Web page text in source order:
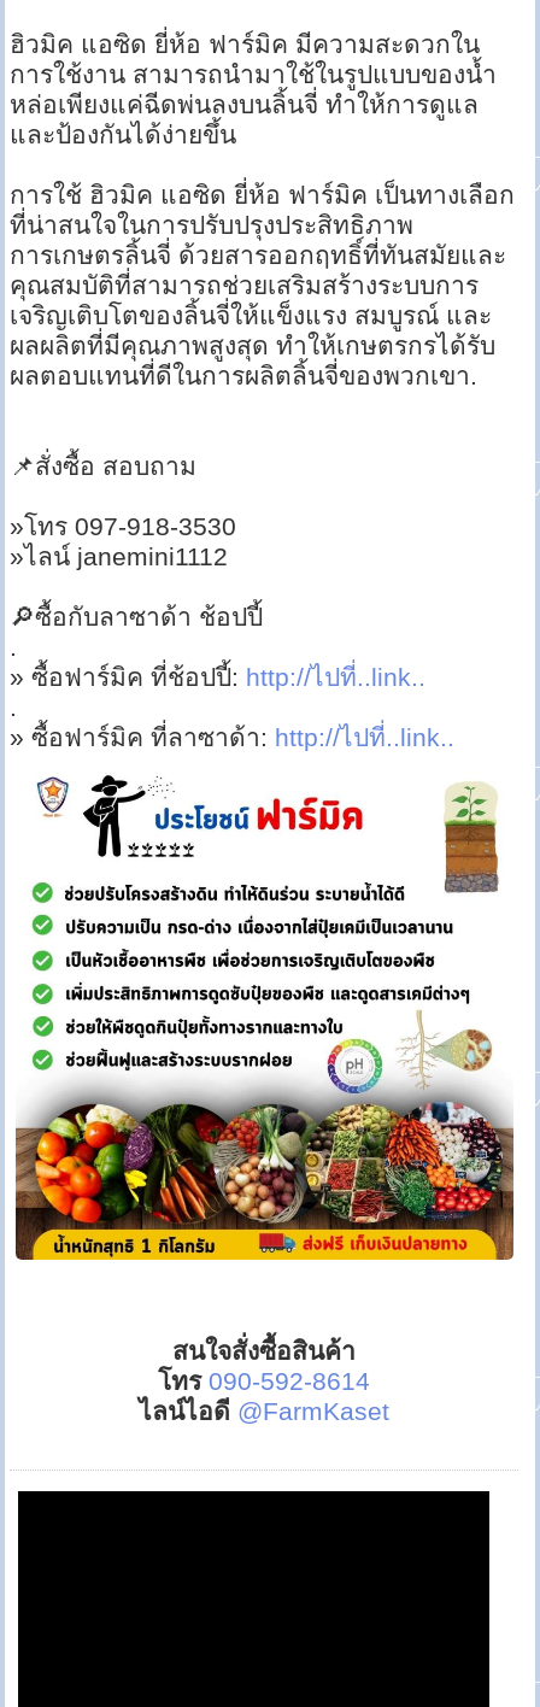
ฮิวมิค แอซิด ยี่ห้อ ฟาร์มิค มีความสะดวกใน
การใช้งาน สามารถนำมาใช้ในรูปแบบของน้ำ
หล่อเพียงแค่ฉีดพ่นลงบนลิ้นจี่ ทำให้การดูแล
และป้องกันได้ง่ายขึ้น
การใช้ ฮิวมิค แอซิด ยี่ห้อ ฟาร์มิค เป็นทางเลือก
ที่น่าสนใจในการปรับปรุงประสิทธิภาพ
การเกษตรลิ้นจี่ ด้วยสารออกฤทธิ์ที่ทันสมัยและ
คุณสมบัติที่สามารถช่วยเสริมสร้างระบบการ
เจริญเติบโตของลิ้นจี่ให้แข็งแรง สมบูรณ์ และ
ผลผลิตที่มีคุณภาพสูงสุด ทำให้เกษตรกรได้รับ
ผลตอบแทนที่ดีในการผลิตลิ้นจี่ของพวกเขา.
📌สั่งซื้อ สอบถาม
»โทร 097-918-3530
»ไลน์ janemini1112
🔎ซื้อกับลาซาด้า ช้อปปี้
.
» ซื้อฟาร์มิค ที่ช้อปปี้: http://ไปที่..link..
.
» ซื้อฟาร์มิค ที่ลาซาด้า: http://ไปที่..link..
สนใจสั่งซื้อสินค้า
โทร 090-592-8614
ไลน์ไอดี @FarmKaset